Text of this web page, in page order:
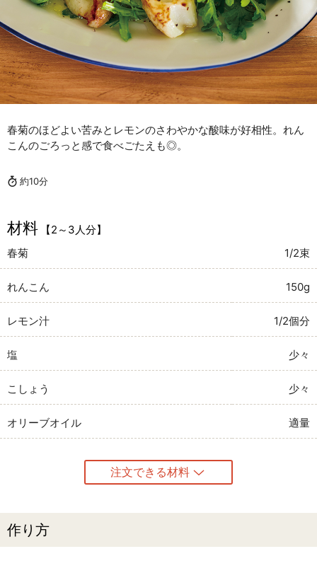
春菊のほどよい苦みとレモンのさわやかな酸味が好相性。れん
こんのごろっと感で食べごたえも◎。
約10分
材料
【2～3人分】
春菊
1/2束
れんこん 150g
レモン汁 1/2個分
塩 少々
こしょう 少々
オリーブオイル 適量
注文できる材料
作り方